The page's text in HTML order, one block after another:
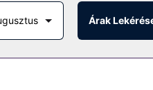
és poggyászok tárolása
Árak